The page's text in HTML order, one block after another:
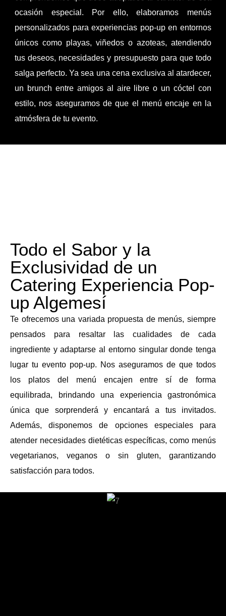
ocasión especial. Por ello, elaboramos menús
personalizados para experiencias pop-up en entornos
únicos como playas, viñedos o azoteas, atendiendo
tus deseos, necesidades y presupuesto para que todo
salga perfecto. Ya sea una cena exclusiva al atardecer,
un brunch entre amigos al aire libre o un cóctel con
estilo, nos aseguramos de que el menú encaje en la
atmósfera de tu evento.
Todo el Sabor y la
Exclusividad de un
Catering Experiencia Pop-
up Algemesí
Te ofrecemos una variada propuesta de menús, siempre
pensados para resaltar las cualidades de cada
ingrediente y adaptarse al entorno singular donde tenga
lugar tu evento pop-up. Nos aseguramos de que todos
los platos del menú encajen entre sí de forma
equilibrada, brindando una experiencia gastronómica
única que sorprenderá y encantará a tus invitados.
Además, disponemos de opciones especiales para
atender necesidades dietéticas específicas, como menús
vegetarianos, veganos o sin gluten, garantizando
satisfacción para todos.